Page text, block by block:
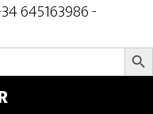
645163986 -
BOTÓN